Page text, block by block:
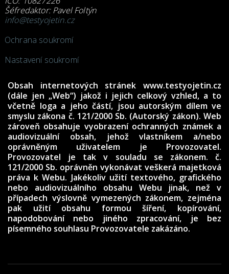
Šéfredaktor: Pavel Foltýn
info@testyojetin.cz
Ochrana soukromí
Nastavení soukromí
Obsah internetových stránek www.testyojetin.cz
(dále jen „Web“) jakož i jejich celkový vzhled, a to
včetně loga a jeho částí, jsou autorským dílem ve
smyslu zákona č. 121/2000 Sb. (Autorský zákon). Web
zároveň obsahuje vyobrazení ochranných známek a
audiovizuální obsah, jehož vlastníkem a/nebo
oprávněným uživatelem je Provozovatel.
Provozovatel je tak v souladu se zákonem. č.
121/2000 Sb. oprávněn vykonávat veškerá majetková
práva k Webu. Jakékoliv užití textového, grafického
nebo audiovizuálního obsahu Webu jinak, než v
případech výslovně vymezených zákonem, zejména
pak užití obsahu formou šíření, kopírování,
napodobování nebo jiného zpracování, je bez
písemného souhlasu Provozovatele zakázáno.